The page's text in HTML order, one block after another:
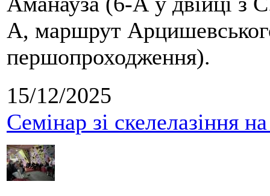
А, маршрут
першопроходження).
15/12/2025
Семінар зі скелелазіння